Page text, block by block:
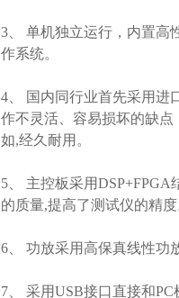
3、 单机独立运行，内置高
作系统。
4、 国内同行业首先采用进
作不灵活、容易损坏的缺点
如,经久耐用。
5、 主控板采用
的质量,提高了测试仪的精
6、 功放采用高保真线性功
7、 采用USB接口直接和